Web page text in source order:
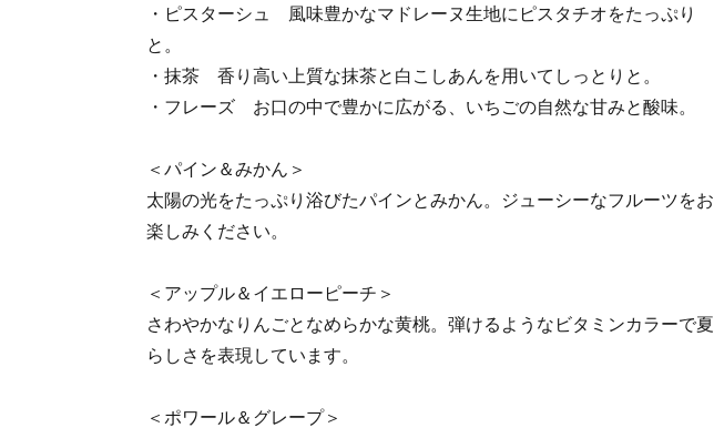
・ピスターシュ 風味豊かなマドレーヌ生地にピスタチオをたっぷり
と。
・抹茶 香り高い上質な抹茶と白こしあんを用いてしっとりと。
・フレーズ お口の中で豊かに広がる、いちごの自然な甘みと酸味。
＜パイン＆みかん＞
太陽の光をたっぷり浴びたパインとみかん。ジューシーなフルーツをお
楽しみください。
＜アップル＆イエローピーチ＞
さわやかなりんごとなめらかな黄桃。弾けるようなビタミンカラーで夏
らしさを表現しています。
＜ポワール＆グレープ＞